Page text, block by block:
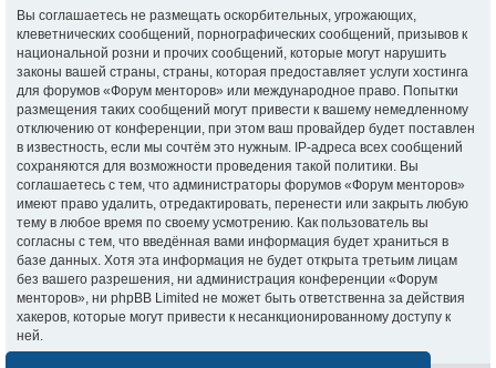
Вы соглашаетесь не размещать оскорбительных, угрожающих,
клеветнических сообщений, порнографических сообщений, призывов к
национальной розни и прочих сообщений, которые могут нарушить
законы вашей страны, страны, которая предоставляет услуги хостинга
для форумов «Форум менторов» или международное право. Попытки
размещения таких сообщений могут привести к вашему немедленному
отключению от конференции, при этом ваш провайдер будет поставлен
в известность, если мы сочтём это нужным. IP-адреса всех сообщений
сохраняются для возможности проведения такой политики. Вы
соглашаетесь с тем, что администраторы форумов «Форум менторов»
имеют право удалить, отредактировать, перенести или закрыть любую
тему в любое время по своему усмотрению. Как пользователь вы
согласны с тем, что введённая вами информация будет храниться в
базе данных. Хотя эта информация не будет открыта третьим лицам
без вашего разрешения, ни администрация конференции «Форум
менторов», ни phpBB Limited не может быть ответственна за действия
хакеров, которые могут привести к несанкционированному доступу к
ней.